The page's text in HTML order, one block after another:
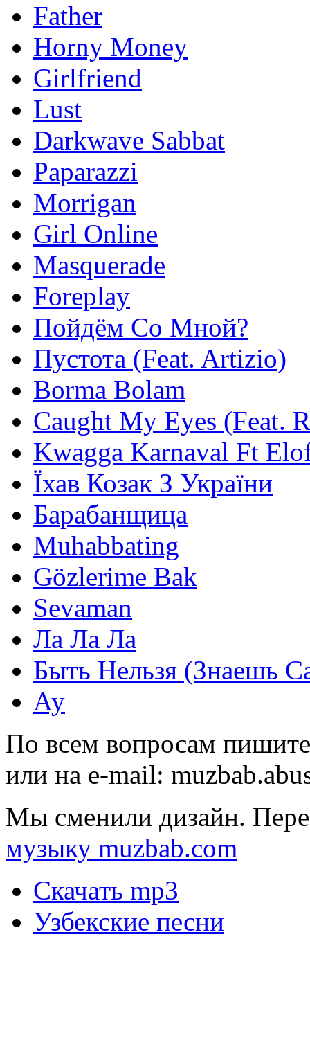
Father
Horny Money
Girlfriend
Lust
Darkwave Sabbat
Paparazzi
Morrigan
Girl Online
Masquerade
Foreplay
Пойдём Со Мной?
Пустота (Feat. Artizio)
Borma Bolam
Caught My Eyes (Feat.
Kwagga Karnaval Ft
Їхав Козак З України
Барабанщица
Muhabbating
Gözlerime Bak
Sevaman
Ла Ла Ла
Быть Нельзя (Знаешь
Ау
По всем вопросам
или на e-mail:
Мы сменили дизайн.
музыку muzbab.com
Скачать mp3
Узбекские песни